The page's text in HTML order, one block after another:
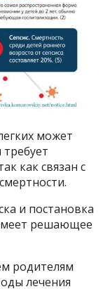
может
как связан с
и постановка
решающее
родителям
лечения